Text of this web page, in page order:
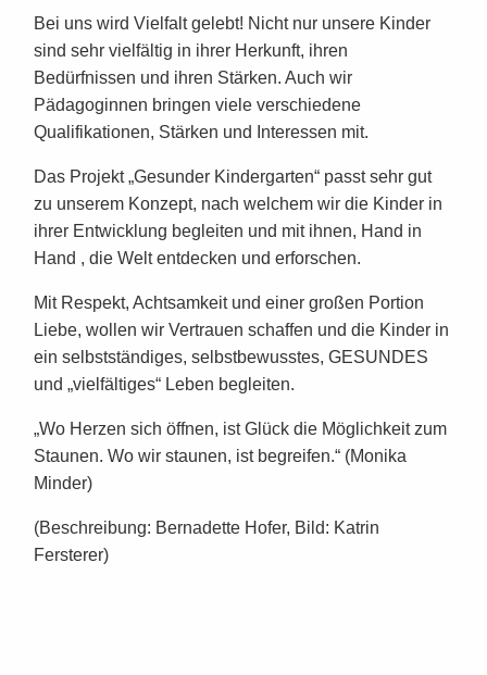
Bei uns wird Vielfalt gelebt! Nicht nur unsere Kinder
sind sehr vielfältig in ihrer Herkunft, ihren
Bedürfnissen und ihren Stärken. Auch wir
Pädagoginnen bringen viele verschiedene
Qualifikationen, Stärken und Interessen mit.
Das Projekt „Gesunder Kindergarten“ passt sehr gut
zu unserem Konzept, nach welchem wir die Kinder in
ihrer Entwicklung begleiten und mit ihnen, Hand in
Hand , die Welt entdecken und erforschen.
Mit Respekt, Achtsamkeit und einer großen Portion
Liebe, wollen wir Vertrauen schaffen und die Kinder in
ein selbstständiges, selbstbewusstes, GESUNDES
und „vielfältiges“ Leben begleiten.
„Wo Herzen sich öffnen, ist Glück die Möglichkeit zum
Staunen. Wo wir staunen, ist begreifen.“ (Monika
Minder)
(Beschreibung: Bernadette Hofer, Bild: Katrin
Fersterer)